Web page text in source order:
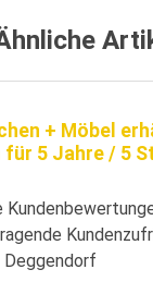
+ Möbel
für 5 Jahre / 5
Deggendorf